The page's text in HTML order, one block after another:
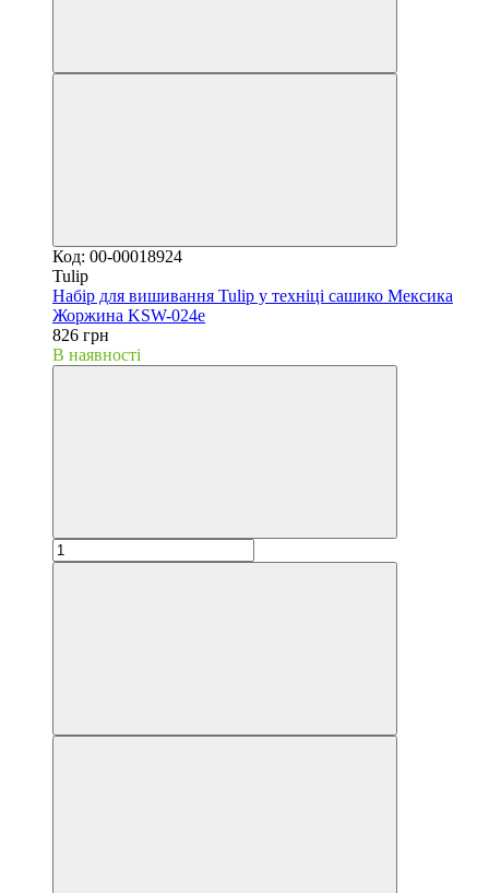
Код: 00-00018924
Tulip
Набір для вишивання Tulip у техніці сашико Мексика
Жоржина KSW-024e
826 грн
В наявності